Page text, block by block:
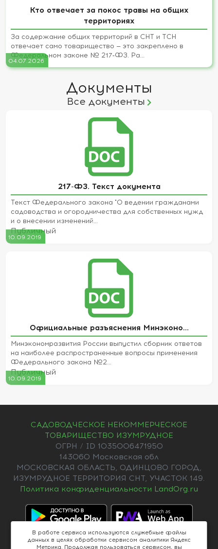
Кто отвечает за покос травы на общих
территориях
За содержание общих территорий в СНТ и ТСН
отвечает само товарищество — это закреплено в
Федеральном законе № 217‑ФЗ. Ра...
04.07.2026
Документы
Все документы
217-ФЗ. Текст документа
Текст Федерального закона "О ведении гражданами
садоводства и огородничества для собственных нужд
и о внесении изменений...
Публичный
10.09.2019
Официальные разъяснения Минэконо...
Минэкономразвития России выпустил сборник ответов
на наиболее распространенные вопросы применения
Федерального закона №2...
Публичный
10.09.2019
САДОВОДЧЕСКОЕ НЕКОММЕРЧЕСКОЕ
ТОВАРИЩЕСТВО ИЗУМРУДНОЕ
ОГРН / ID 1035006471950
143060 Московская обл
МОСКОВСКАЯ ОБЛАСТЬ, ОДИНЦОВО ГОРОД,
ИЗУМРУДНОЕ ТЕРРИТОРИЯ СНТ, УЧАСТОК 149.
Политика конфиденциальности LandOrg.ru
В работе сервиса используются служебные файлы
данных в целях обработки сервисом аналитики Яндекс
Метрика. Продолжая пользоваться сервисом, вы